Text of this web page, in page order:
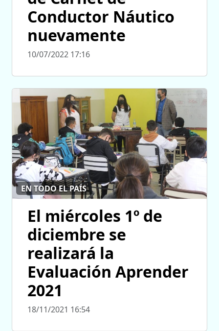
Conductor Náutico
nuevamente
10/07/2022 17:16
EN TODO EL PAÍS
El miércoles 1º de
diciembre se
realizará la
Evaluación Aprender
2021
18/11/2021 16:54